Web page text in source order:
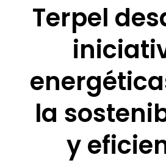
Terpel
la
y